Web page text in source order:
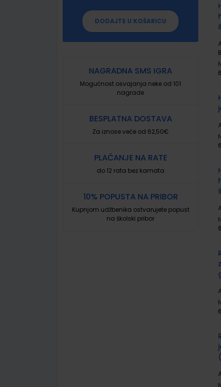
DODAJTE U KOŠARICU
NAGRADNA SMS IGRA
Mogućnost osvajanja neke od 101
nagrade
BESPLATNA DOSTAVA
Za iznose veće od 62,50€
PLAĆANJE NA RATE
do 12 rata bez kamata
10% POPUSTA NA PRIBOR
Kupnjom udžbenika ostvarujete popust
na školski pribor